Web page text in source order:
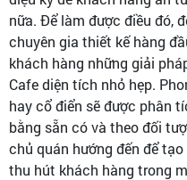
nữa. Để làm được điều đó,
chuyên gia thiết kế hàng
khách hàng những giải
Cafe diện tích nhỏ hẹp.
hay cổ điển sẽ được phân
bằng sẵn có và theo đối
chủ quán hướng đến để
thu hút khách hàng trong